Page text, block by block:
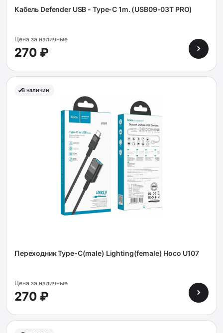
Кабель Defender USB - Type-C 1m. (USB09-03T PRO)
Цена за наличные
270 ₽
В наличии
Переходник Type-C(male) Lighting(female) Hoco U107
Цена за наличные
270 ₽